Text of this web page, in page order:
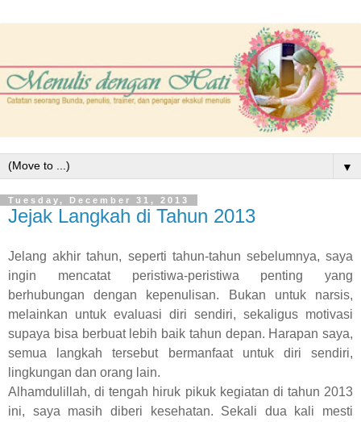
▼
Tuesday, December 31, 2013
Jejak Langkah di Tahun 2013
Jelang akhir tahun, seperti tahun-tahun sebelumnya, saya
ingin mencatat peristiwa-peristiwa penting yang
berhubungan dengan kepenulisan. Bukan untuk narsis,
melainkan untuk evaluasi diri sendiri, sekaligus motivasi
supaya bisa berbuat lebih baik tahun depan. Harapan saya,
semua langkah tersebut bermanfaat untuk diri sendiri,
lingkungan dan orang lain.
Alhamdulillah, di tengah hiruk pikuk kegiatan di tahun 2013
ini, saya masih diberi kesehatan. Sekali dua kali mesti